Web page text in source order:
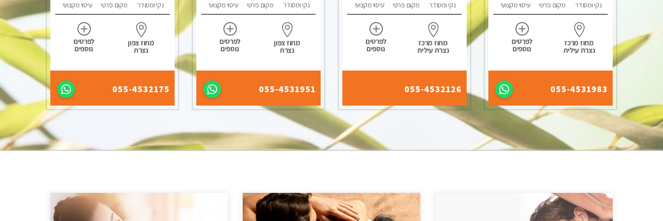
נקי ומסודר מקום פרטי עיסוי מקצועי
מחוז מרכז
נצרת עילית
לפרטים
נוספים
055-4531983
נקי ומסודר מקום פרטי עיסוי מקצועי
מחוז מרכז
נצרת עילית
לפרטים
נוספים
055-4532126
נקי ומסודר מקום פרטי עיסוי מקצועי
מחוז צפון
נצרת
לפרטים
נוספים
055-4531951
נקי ומסודר מקום פרטי עיסוי מקצועי
מחוז צפון
נצרת
לפרטים
נוספים
055-4532175